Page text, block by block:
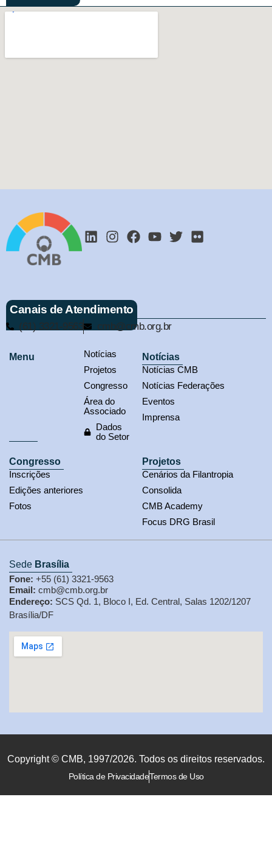
Canais de Atendimento
(61) 3321-9563 cmb@cmb.org.br
Menu
Notícias
Projetos
Congresso
Área do
Associado
Dados
do Setor
Notícias
Notícias CMB
Notícias Federações
Eventos
Imprensa
Congresso
Inscrições
Edições anteriores
Fotos
Projetos
Cenários da Filantropia
Consolida
CMB Academy
Focus DRG Brasil
Sede Brasília
Fone: +55 (61) 3321-9563
Email: cmb@cmb.org.br
Endereço: SCS Qd. 1, Bloco I, Ed. Central, Salas 1202/1207
Brasília/DF
Copyright © CMB, 1997/2026. Todos os direitos reservados.
Política de PrivacidadeTermos de Uso